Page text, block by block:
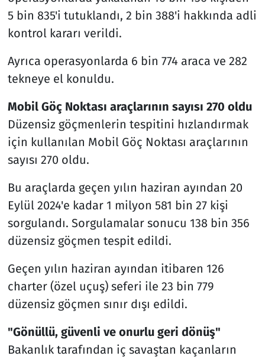
5 bin 835'i tutuklandı, 2 bin 388'i hakkında adli
kontrol kararı verildi.
Ayrıca operasyonlarda 6 bin 774 araca ve 282
tekneye el konuldu.
Mobil Göç Noktası araçlarının sayısı 270 oldu
Düzensiz göçmenlerin tespitini hızlandırmak
için kullanılan Mobil Göç Noktası araçlarının
sayısı 270 oldu.
Bu araçlarda geçen yılın haziran ayından 20
Eylül 2024'e kadar 1 milyon 581 bin 27 kişi
sorgulandı. Sorgulamalar sonucu 138 bin 356
düzensiz göçmen tespit edildi.
Geçen yılın haziran ayından itibaren 126
charter (özel uçuş) seferi ile 23 bin 779
düzensiz göçmen sınır dışı edildi.
"Gönüllü, güvenli ve onurlu geri dönüş"
Bakanlık tarafından iç savaştan kaçanların